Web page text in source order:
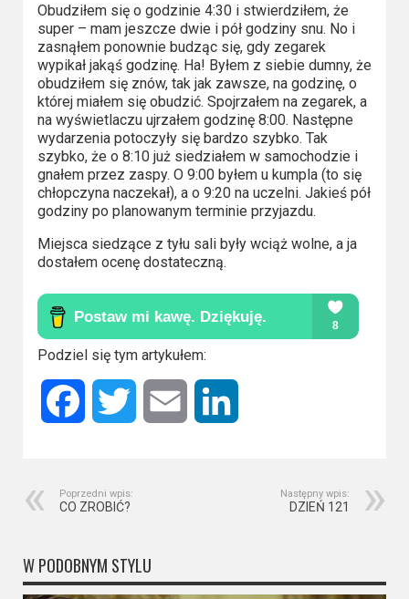
Disney+
HBO
Max
Netflix
Sky
Showtime
Podsumowania
2023
2022
2021
2020
2016
2017
Obudziłem się o godzinie 4:30 i stwierdziłem, że
super – mam jeszcze dwie i pół godziny snu. No i
zasnąłem ponownie budząc się, gdy zegarek
wypikał jakąś godzinę. Ha! Byłem z siebie dumny, że
obudziłem się znów, tak jak zawsze, na godzinę, o
której miałem się obudzić. Spojrzałem na zegarek, a
na wyświetlaczu ujrzałem godzinę 8:00. Następne
wydarzenia potoczyły się bardzo szybko. Tak
szybko, że o 8:10 już siedziałem w samochodzie i
gnałem przez zaspy. O 9:00 byłem u kumpla (to się
chłopczyna naczekał), a o 9:20 na uczelni. Jakieś pół
godziny po planowanym terminie przyjazdu.
Miejsca siedzące z tyłu sali były wciąż wolne, a ja
dostałem ocenę dostateczną.
Podziel się tym artykułem:
Facebook Twitter Email
Poprzedni wpis:
CO ZROBIĆ?
Następny wpis:
DZIEŃ 121
W PODOBNYM STYLU